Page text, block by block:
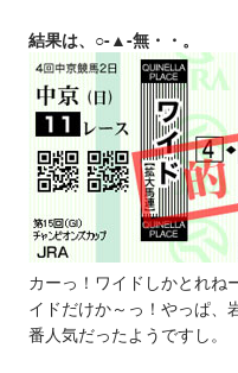
結果は、○-▲-無・・。
カーっ！ワイドしかとれね
イドだけか～っ！やっぱ、
番人気だったようですし。